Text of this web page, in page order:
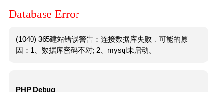
Database Error
(1040) 365建站错误警告：连接数据库失败，可能的原
因：1、数据库密码不对; 2、mysql未启动。
PHP Debug